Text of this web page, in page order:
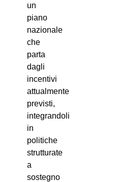
un
piano
nazionale
che
parta
dagli
incentivi
attualmente
previsti,
integrandoli
in
politiche
strutturate
a
sostegno